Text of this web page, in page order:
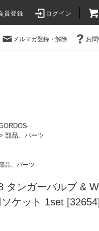
員登録 ログイン
メルマガ登録・解除 お
部品、パーツ
品、パーツ
タンガーバルブ &
ケット 1set [32654]